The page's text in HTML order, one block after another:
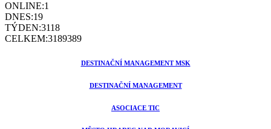
ONLINE:1
DNES:19
TÝDEN:3118
CELKEM:3189389
DESTINAČNÍ MANAGEMENT MSK
DESTINAČNÍ MANAGEMENT
ASOCIACE TIC